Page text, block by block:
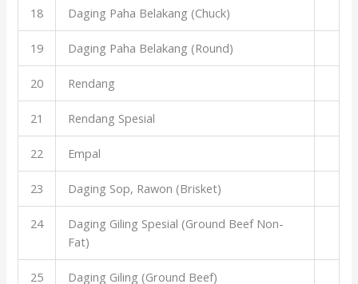
18 Daging Paha Belakang (Chuck)
19 Daging Paha Belakang (Round)
20 Rendang
21 Rendang Spesial
22 Empal
23 Daging Sop, Rawon (Brisket)
24
Daging Giling Spesial (Ground Beef Non-
Fat)
25 Daging Giling (Ground Beef)